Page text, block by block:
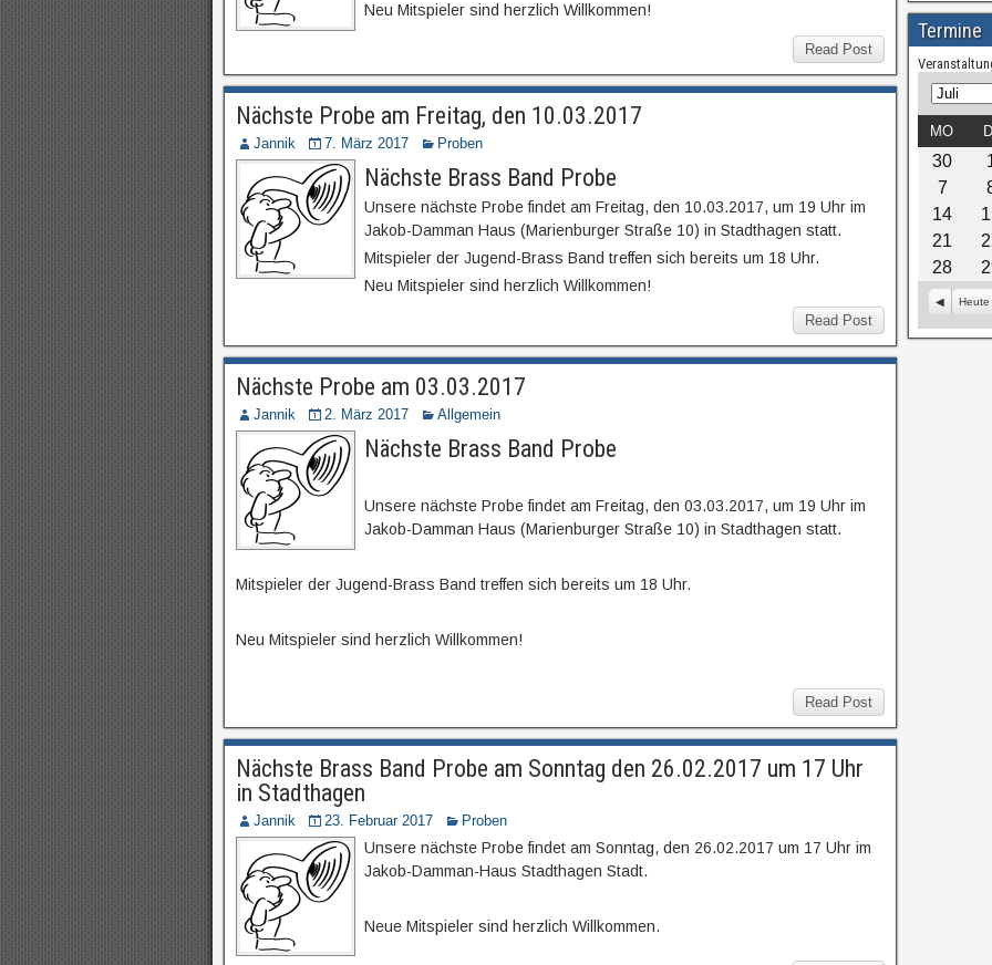
Neu Mitspieler sind herzlich Willkommen!
Read Post
Nächste Probe am Freitag, den 10.03.2017
Jannik 7. März 2017 Proben
Nächste Brass Band Probe
Unsere nächste Probe findet am Freitag, den 10.03.2017, um 19 Uhr im
Jakob-Damman Haus (Marienburger Straße 10) in Stadthagen statt.
Mitspieler der Jugend-Brass Band treffen sich bereits um 18 Uhr.
Neu Mitspieler sind herzlich Willkommen!
Read Post
Nächste Probe am 03.03.2017
Jannik 2. März 2017 Allgemein
Nächste Brass Band Probe
Unsere nächste Probe findet am Freitag, den 03.03.2017, um 19 Uhr im
Jakob-Damman Haus (Marienburger Straße 10) in Stadthagen statt.
Mitspieler der Jugend-Brass Band treffen sich bereits um 18 Uhr.
Neu Mitspieler sind herzlich Willkommen!
Read Post
Nächste Brass Band Probe am Sonntag den 26.02.2017 um 17 Uhr
in Stadthagen
Jannik 23. Februar 2017 Proben
Unsere nächste Probe findet am Sonntag, den 26.02.2017 um 17 Uhr im
Jakob-Damman-Haus Stadthagen Stadt.
Neue Mitspieler sind herzlich Willkommen.
Termine
M
o
n
a
J
a
h
r
MO DI
30
7
14
21
28
Z
Heute